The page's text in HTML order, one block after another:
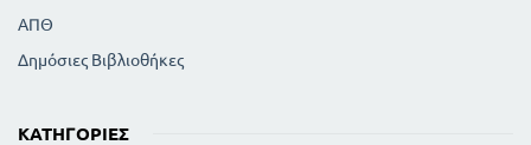
ΑΠΘ
Δημόσιες Βιβλιοθήκες
ΚΑΤΗΓΟΡΊΕΣ